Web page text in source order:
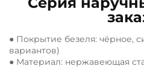
● Покрытие безеля: чёрное,
вариантов)
● Материал: нержавеющая